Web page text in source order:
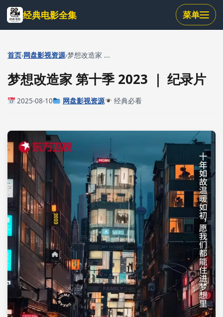
跳
到
主
内
经典电影全集 菜单
首页›网盘影视资源›梦想改造家 ...
梦想改造家 第十季 2023 ｜ 纪录片
2025-08-10 网盘影视资源 经典必看